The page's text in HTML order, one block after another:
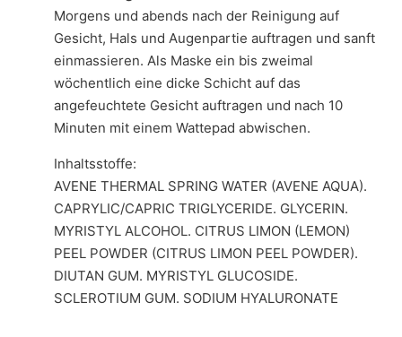
Morgens und abends nach der Reinigung auf
Gesicht, Hals und Augenpartie auftragen und sanft
einmassieren. Als Maske ein bis zweimal
wöchentlich eine dicke Schicht auf das
angefeuchtete Gesicht auftragen und nach 10
Minuten mit einem Wattepad abwischen.
Inhaltsstoffe:
AVENE THERMAL SPRING WATER (AVENE AQUA).
CAPRYLIC/CAPRIC TRIGLYCERIDE. GLYCERIN.
MYRISTYL ALCOHOL. CITRUS LIMON (LEMON)
PEEL POWDER (CITRUS LIMON PEEL POWDER).
DIUTAN GUM. MYRISTYL GLUCOSIDE.
SCLEROTIUM GUM. SODIUM HYALURONATE